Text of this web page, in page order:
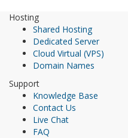
Hosting
Shared Hosting
Dedicated Server
Cloud Virtual (VPS)
Domain Names
Support
Knowledge Base
Contact Us
Live Chat
FAQ